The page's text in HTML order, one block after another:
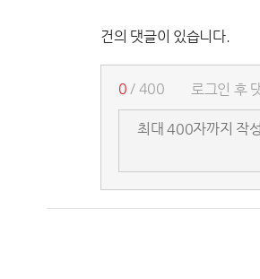
건의 댓글이 있습니다.
로그인 후
0 / 400